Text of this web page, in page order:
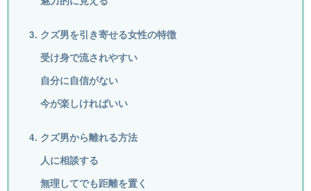
3. クズ男を引き寄せる女性の特徴
受け身で流されやすい
自分に自信がない
今が楽しければいい
4. クズ男から離れる方法
人に相談する
無理してでも距離を置く